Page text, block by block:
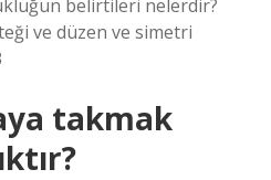
belirtileri nelerdir?
ve düzen ve simetri
takmak